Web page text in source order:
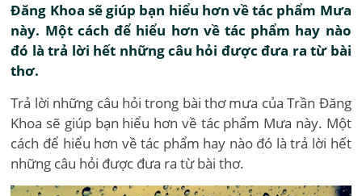
Đăng Khoa sẽ giúp bạn hiểu hơn về tác phẩm Mưa
này. Một cách để hiểu hơn về tác phẩm hay nào
đó là trả lời hết những câu hỏi được đưa ra từ bài
thơ.
Trả lời những câu hỏi trong bài thơ mưa của Trần Đăng
Khoa sẽ giúp bạn hiểu hơn về tác phẩm Mưa này. Một
cách để hiểu hơn về tác phẩm hay nào đó là trả lời hết
những câu hỏi được đưa ra từ bài thơ.